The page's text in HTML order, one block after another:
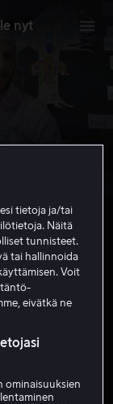
nyt
Best
tietoja ja/tai
Näitä
tunnisteet.
tai hallinnoida
Voit
eivätkä ne
ominaisuuksien